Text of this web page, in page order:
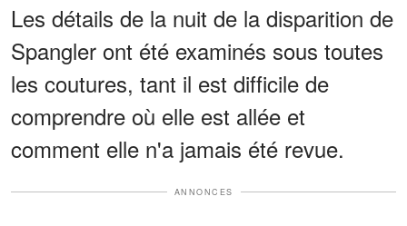
Les détails de la nuit de la disparition de
Spangler ont été examinés sous toutes
les coutures, tant il est difficile de
comprendre où elle est allée et
comment elle n'a jamais été revue.
ANNONCES